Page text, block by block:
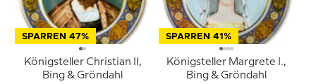
SPARREN 47%
Königsteller Christian II,
Bing & Gröndahl
SPARREN 41%
Königsteller Margrete I.,
Bing & Gröndahl